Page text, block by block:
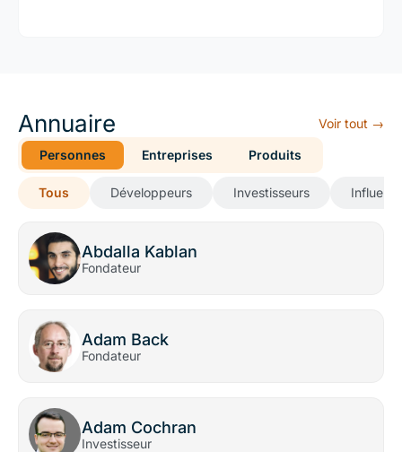
Annuaire Voir tout →
Personnes Entreprises Produits
Tous Développeurs Investisseurs
Abdalla Kablan
Fondateur
Adam Back
Fondateur
Adam Cochran
Investisseur